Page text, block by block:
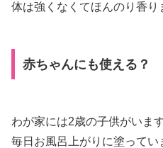
体は強くなくてほんのり香り
赤ちゃんにも使える？
わが家には2歳の子供がいま
毎日お風呂上がりに塗ってい